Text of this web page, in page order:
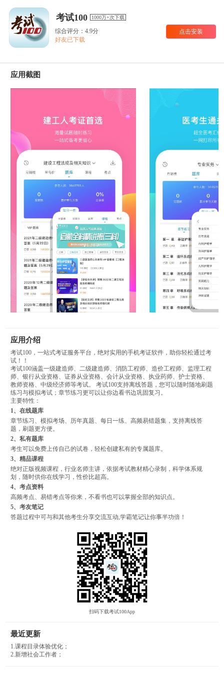
考试100 1000万+次下载
综合评分：4.9分
好友已下载
点击安装
应用截图
应用介绍
考试100，一站式考证服务平台，绝对实用的手机考证软件，助你轻松通过考
试！！
考试100涵盖一级建造师、二级建造师、消防工程师、造价工程师、监理工程
师、银行从业资格、证券从业资格、会计从业资格、执业药师、护士资格、
教师资格、中级经济师等考试。 考试100支持离线答题，您可以随时随地刷题
练习与模拟考试；章节练习更可以让你边看书边巩固复习。
主要特性：
1、在线题库
章节练习、模拟考场、历年真题、每日一练、高频易错题集，支持离线答
题，刷题更方便。
2、私有题库
考生可以免费上传自己的试卷，轻松创建私有的专属题库。
3、精品课程
绝对正版视频课程，行业名师主讲，依据考试教材精心录制，科学体系规
划，随时供你在线学习，性价比超高。
4、考点资料
高频考点、易错考点等你来，不看书也可以掌握全部的知识点。
5、考友笔记
答题过程中可与和其他考生分享交流互动,学霸笔记让你事半功倍！
扫码下载考试100App
最近更新
1.课程目录体验优化；
2.新增社会工作者；